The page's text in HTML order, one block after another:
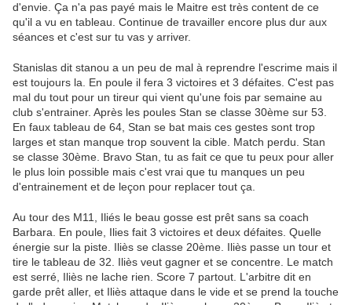
d'envie. Ça n'a pas payé mais le Maitre est très content de ce
qu'il a vu en tableau. Continue de travailler encore plus dur aux
séances et c'est sur tu vas y arriver.
Stanislas dit stanou a un peu de mal à reprendre l'escrime mais il
est toujours la. En poule il fera 3 victoires et 3 défaites. C'est pas
mal du tout pour un tireur qui vient qu'une fois par semaine au
club s'entrainer. Après les poules Stan se classe 30ème sur 53.
En faux tableau de 64, Stan se bat mais ces gestes sont trop
larges et stan manque trop souvent la cible. Match perdu. Stan
se classe 30ème. Bravo Stan, tu as fait ce que tu peux pour aller
le plus loin possible mais c'est vrai que tu manques un peu
d'entrainement et de leçon pour replacer tout ça.
Au tour des M11, Iliés le beau gosse est prêt sans sa coach
Barbara. En poule, Ilies fait 3 victoires et deux défaites. Quelle
énergie sur la piste. Iliès se classe 20ème. Iliès passe un tour et
tire le tableau de 32. Iliès veut gagner et se concentre. Le match
est serré, Iliès ne lache rien. Score 7 partout. L'arbitre dit en
garde prêt aller, et Iliès attaque dans le vide et se prend la touche